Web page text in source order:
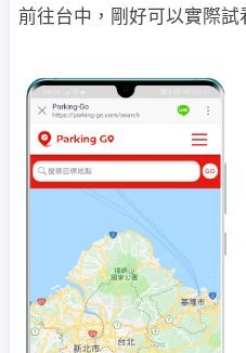
前往台中，剛好可以實際試